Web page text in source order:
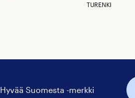
TURENKI
Hyvää Suomesta -merkki